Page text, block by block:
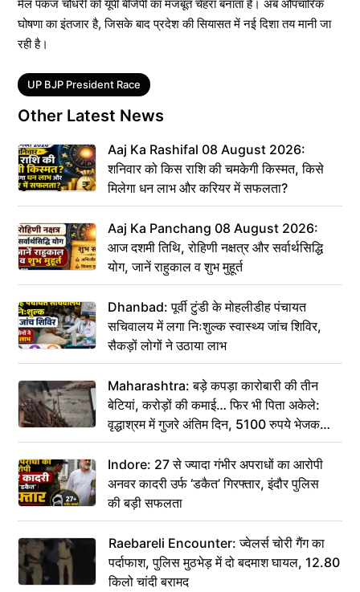
मेल पंकज चौधरी को यूपी बीजेपी का मजबूत चेहरा बनाता है। अब औपचारिक
घोषणा का इंतजार है, जिसके बाद प्रदेश की सियासत में नई दिशा तय मानी जा
रही है।
Tags
UP BJP President Race
Other Latest News
Aaj Ka Rashifal 08 August 2026:
शनिवार को किस राशि की चमकेगी किस्मत, किसे
मिलेगा धन लाभ और करियर में सफलता?
Aaj Ka Panchang 08 August 2026:
आज दशमी तिथि, रोहिणी नक्षत्र और सर्वार्थसिद्धि
योग, जानें राहुकाल व शुभ मुहूर्त
Dhanbad: पूर्वी टुंडी के मोहलीडीह पंचायत
सचिवालय में लगा निःशुल्क स्वास्थ्य जांच शिविर,
सैकड़ों लोगों ने उठाया लाभ
Maharashtra: बड़े कपड़ा कारोबारी की तीन
बेटियां, करोड़ों की कमाई… फिर भी पिता अकेले:
वृद्धाश्रम में गुजरे अंतिम दिन, 5100 रुपये भेजकर
कहा– अंतिम संस्कार कर दीजिए हम नहीं आ पाएंगे
Indore: 27 से ज्यादा गंभीर अपराधों का आरोपी
अनवर कादरी उर्फ ‘डकैत’ गिरफ्तार, इंदौर पुलिस
की बड़ी सफलता
Raebareli Encounter: ज्वेलर्स चोरी गैंग का
पर्दाफाश, पुलिस मुठभेड़ में दो बदमाश घायल, 12.80
किलो चांदी बरामद